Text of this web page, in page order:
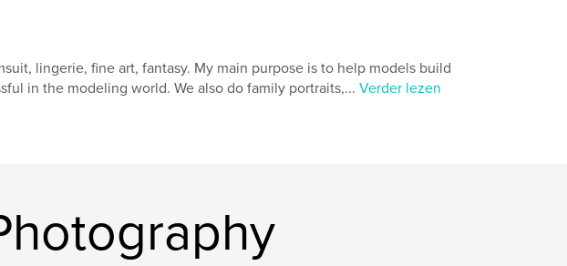
lingerie, fine art, fantasy. My main purpose is to help models build
in the modeling world. We also do family portraits,... Verder lezen